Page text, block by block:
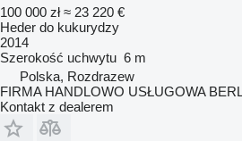
100 000 zł ≈ 23 220 €
Heder do kukurydzy
2014
Szerokość uchwytu 6 m
Polska, Rozdrazew
FIRMA HANDLOWO USŁUGOWA
Kontakt z dealerem